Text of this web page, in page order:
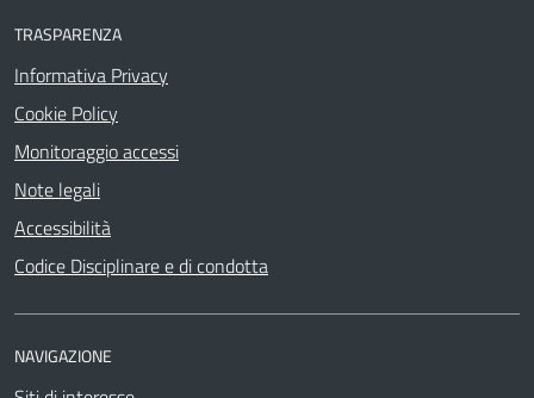
TRASPARENZA
Informativa Privacy
Cookie Policy
Monitoraggio accessi
Note legali
Accessibilità
Codice Disciplinare e di condotta
NAVIGAZIONE